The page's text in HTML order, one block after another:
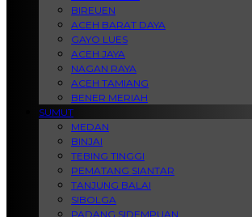
BIREUEN
ACEH BARAT DAYA
GAYO LUES
ACEH JAYA
NAGAN RAYA
ACEH TAMIANG
BENER MERIAH
SUMUT
MEDAN
BINJAI
TEBING TINGGI
PEMATANG SIANTAR
TANJUNG BALAI
SIBOLGA
PADANG SIDEMPUAN